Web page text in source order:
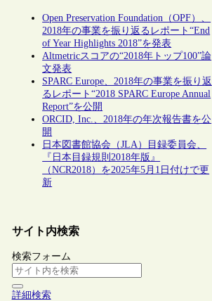
Open Preservation Foundation（OPF）、
2018年の事業を振り返るレポート“End
of Year Highlights 2018”を発表
Altmetricスコアの“2018年トップ100”論
文発表
SPARC Europe、2018年の事業を振り返
るレポート“2018 SPARC Europe Annual
Report”を公開
ORCID, Inc.、2018年の年次報告書を公
開
日本図書館協会（JLA）目録委員会、
『日本目録規則2018年版』
（NCR2018）を2025年5月1日付けで更
新
サイト内検索
検索フォーム
詳細検索